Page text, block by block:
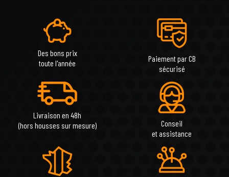
Des bons prix
toute l'année
Paiement par CB
sécurisé
Livraison en 48h
(hors housses sur mesure)
Conseil
et assistance